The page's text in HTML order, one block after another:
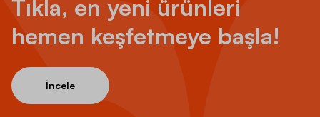
Tıkla, en yeni ürünleri
hemen keşfetmeye başla!
İncele